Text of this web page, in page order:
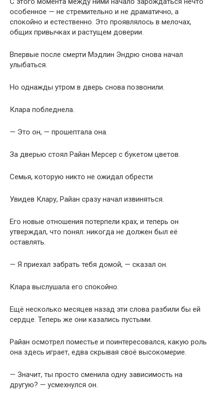
особенное — не стремительно и не драматично, а
спокойно и естественно. Это проявлялось в мелочах,
общих привычках и растущем доверии.
Впервые после смерти Мэдлин Эндрю снова начал
улыбаться.
Но однажды утром в дверь снова позвонили.
Клара побледнела.
— Это он, — прошептала она.
За дверью стоял Райан Мерсер с букетом цветов.
Семья, которую никто не ожидал обрести
Увидев Клару, Райан сразу начал извиняться.
Его новые отношения потерпели крах, и теперь он
утверждал, что понял: никогда не должен был её
оставлять.
— Я приехал забрать тебя домой, — сказал он.
Клара выслушала его спокойно.
Ещё несколько месяцев назад эти слова разбили бы ей
сердце. Теперь же они казались пустыми.
Райан осмотрел поместье и поинтересовался, какую роль
она здесь играет, едва скрывая своё высокомерие.
— Значит, ты просто сменила одну зависимость на
другую? — усмехнулся он.